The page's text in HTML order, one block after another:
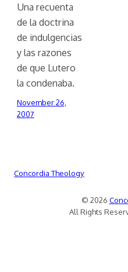
Una recuenta
de la doctrina
de indulgencias
y las razones
de que Lutero
la condenaba.
November 26,
2007
Concordia Theology
© 2026
All Rights